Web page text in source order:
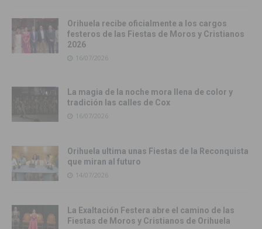
Orihuela recibe oficialmente a los cargos
festeros de las Fiestas de Moros y Cristianos
2026
16/07/2026
La magia de la noche mora llena de color y
tradición las calles de Cox
16/07/2026
Orihuela ultima unas Fiestas de la Reconquista
que miran al futuro
14/07/2026
La Exaltación Festera abre el camino de las
Fiestas de Moros y Cristianos de Orihuela